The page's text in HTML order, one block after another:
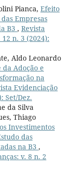
Pianca, Efeito
Empresas
B3 , Revista
n. 3 (2024):
Aldo Leonardo
da Adoção e
na
Evidenciação
Set/Dez.
da Silva
Thiago
Investimentos
das
na B3 ,
v. 8 n. 2